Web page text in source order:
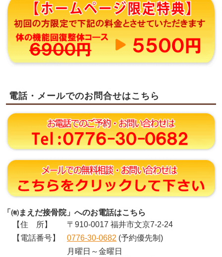
電話・メールでのお問合せはこちら
「㈲まえだ接骨院」へのお電話はこちら
【住 所】
〒910-0017 福井市文京7-2-24
【電話番号】
0776-30-0682 (予約優先制)
月曜日～金曜日